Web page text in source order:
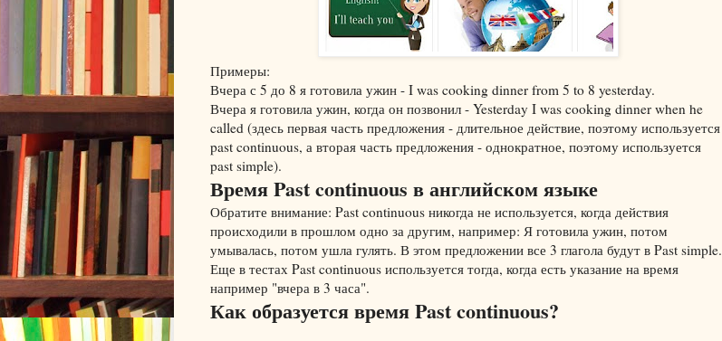
Примеры:
Вчера с 5 до 8 я готовила ужин - I was cooking dinner from 5 to 8 yesterday.
Вчера я готовила ужин, когда он позвонил - Yesterday I was cooking dinner when he
called (здесь первая часть предложения - длительное действие, поэтому используется
past continuous, а вторая часть предложения - однократное, поэтому используется
past simple).
Время Past continuous в английском языке
Обратите внимание: Past continuous никогда не используется, когда действия
происходили в прошлом одно за другим, например: Я готовила ужин, потом
умывалась, потом ушла гулять. В этом предложении все 3 глагола будут в Past simple.
Еще в тестах Past continuous используется тогда, когда есть указание на время
например "вчера в 3 часа".
Как образуется время Past continuous?